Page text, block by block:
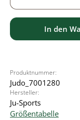
In den
Produktnummer:
Judo_7001280
Hersteller:
Ju-Sports
Größentabelle